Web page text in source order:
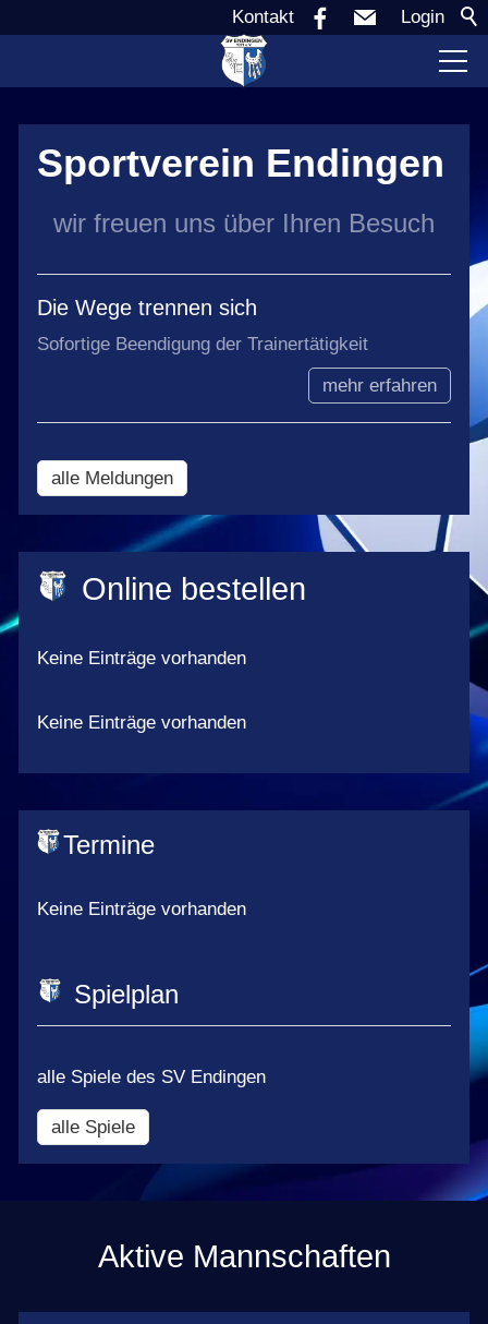
Login
Kontakt
Verein
Sponsoren
Teams
Jugend
Termine
Sportverein Endingen
wir freuen uns über Ihren Besuch
Die Wege trennen sich
Sofortige Beendigung der Trainertätigkeit
mehr erfahren
alle Meldungen
Online bestellen
Keine Einträge vorhanden
Keine Einträge vorhanden
Termine
Keine Einträge vorhanden
Spielplan
alle Spiele des SV Endingen
alle Spiele
Aktive Mannschaften